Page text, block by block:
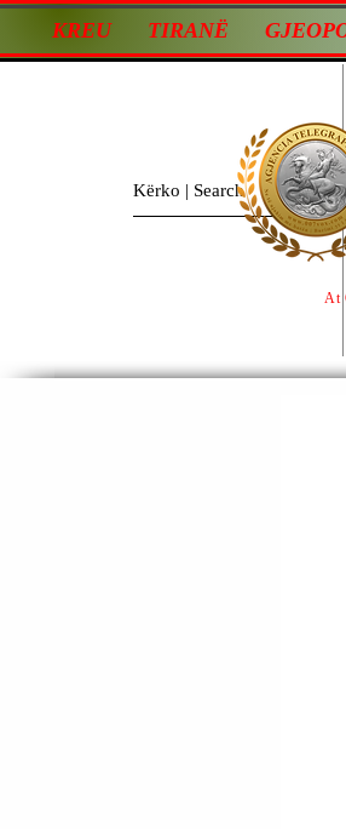
KREU TIRANË
At